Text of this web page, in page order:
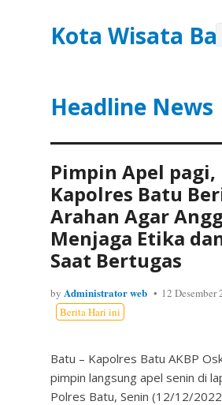
Kota Wisata
Headline News
Pimpin Apel pagi,
Kapolres Batu
Arahan Agar
Menjaga Etika
Saat Bertugas
by Administrator web
12 Desember
Berita Hari ini
Batu – Kapolres Batu AKBP
pimpin langsung apel senin di
Polres Batu, Senin (12/12/